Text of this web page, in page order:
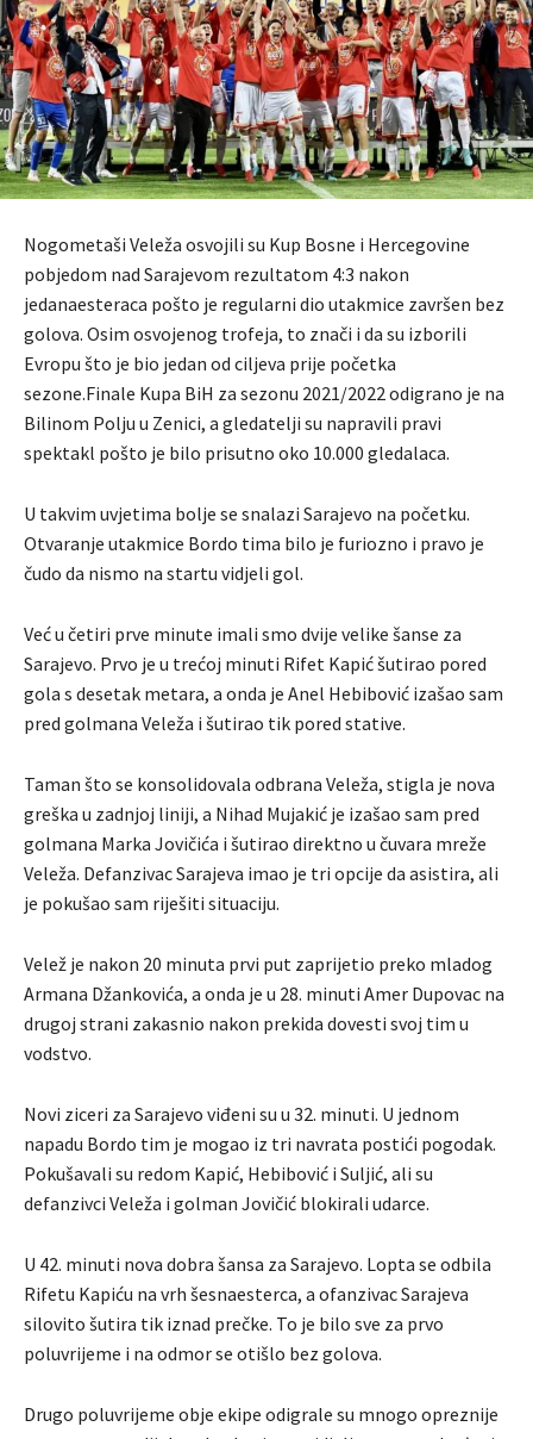
Nogometaši Veleža osvojili su Kup Bosne i Hercegovine
pobjedom nad Sarajevom rezultatom 4:3 nakon
jedanaesteraca pošto je regularni dio utakmice završen bez
golova. Osim osvojenog trofeja, to znači i da su izborili
Evropu što je bio jedan od ciljeva prije početka
sezone.Finale Kupa BiH za sezonu 2021/2022 odigrano je na
Bilinom Polju u Zenici, a gledatelji su napravili pravi
spektakl pošto je bilo prisutno oko 10.000 gledalaca.
U takvim uvjetima bolje se snalazi Sarajevo na početku.
Otvaranje utakmice Bordo tima bilo je furiozno i pravo je
čudo da nismo na startu vidjeli gol.
Već u četiri prve minute imali smo dvije velike šanse za
Sarajevo. Prvo je u trećoj minuti Rifet Kapić šutirao pored
gola s desetak metara, a onda je Anel Hebibović izašao sam
pred golmana Veleža i šutirao tik pored stative.
Taman što se konsolidovala odbrana Veleža, stigla je nova
greška u zadnjoj liniji, a Nihad Mujakić je izašao sam pred
golmana Marka Jovičića i šutirao direktno u čuvara mreže
Veleža. Defanzivac Sarajeva imao je tri opcije da asistira, ali
je pokušao sam riješiti situaciju.
Velež je nakon 20 minuta prvi put zaprijetio preko mladog
Armana Džankovića, a onda je u 28. minuti Amer Dupovac na
drugoj strani zakasnio nakon prekida dovesti svoj tim u
vodstvo.
Novi ziceri za Sarajevo viđeni su u 32. minuti. U jednom
napadu Bordo tim je mogao iz tri navrata postići pogodak.
Pokušavali su redom Kapić, Hebibović i Suljić, ali su
defanzivci Veleža i golman Jovičić blokirali udarce.
U 42. minuti nova dobra šansa za Sarajevo. Lopta se odbila
Rifetu Kapiću na vrh šesnaesterca, a ofanzivac Sarajeva
silovito šutira tik iznad prečke. To je bilo sve za prvo
poluvrijeme i na odmor se otišlo bez golova.
Drugo poluvrijeme obje ekipe odigrale su mnogo opreznije